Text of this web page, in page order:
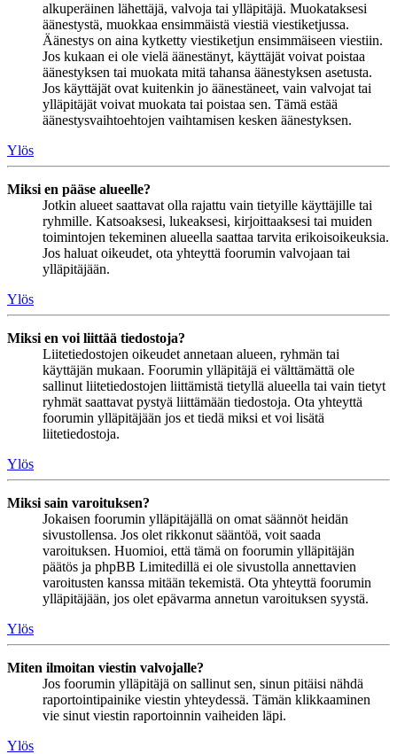
alkuperäinen lähettäjä, valvoja tai ylläpitäjä. Muokataksesi
äänestystä, muokkaa ensimmäistä viestiä viestiketjussa.
Äänestys on aina kytketty viestiketjun ensimmäiseen viestiin.
Jos kukaan ei ole vielä äänestänyt, käyttäjät voivat poistaa
äänestyksen tai muokata mitä tahansa äänestyksen asetusta.
Jos käyttäjät ovat kuitenkin jo äänestäneet, vain valvojat tai
ylläpitäjät voivat muokata tai poistaa sen. Tämä estää
äänestysvaihtoehtojen vaihtamisen kesken äänestyksen.
Ylös
Miksi en pääse alueelle?
Jotkin alueet saattavat olla rajattu vain tietyille käyttäjille tai
ryhmille. Katsoaksesi, lukeaksesi, kirjoittaaksesi tai muiden
toimintojen tekeminen alueella saattaa tarvita erikoisoikeuksia.
Jos haluat oikeudet, ota yhteyttä foorumin valvojaan tai
ylläpitäjään.
Ylös
Miksi en voi liittää tiedostoja?
Liitetiedostojen oikeudet annetaan alueen, ryhmän tai
käyttäjän mukaan. Foorumin ylläpitäjä ei välttämättä ole
sallinut liitetiedostojen liittämistä tietyllä alueella tai vain tietyt
ryhmät saattavat pystyä liittämään tiedostoja. Ota yhteyttä
foorumin ylläpitäjään jos et tiedä miksi et voi lisätä
liitetiedostoja.
Ylös
Miksi sain varoituksen?
Jokaisen foorumin ylläpitäjällä on omat säännöt heidän
sivustollensa. Jos olet rikkonut sääntöä, voit saada
varoituksen. Huomioi, että tämä on foorumin ylläpitäjän
päätös ja phpBB Limitedillä ei ole sivustolla annettavien
varoitusten kanssa mitään tekemistä. Ota yhteyttä foorumin
ylläpitäjään, jos olet epävarma annetun varoituksen syystä.
Ylös
Miten ilmoitan viestin valvojalle?
Jos foorumin ylläpitäjä on sallinut sen, sinun pitäisi nähdä
raportointipainike viestin yhteydessä. Tämän klikkaaminen
vie sinut viestin raportoinnin vaiheiden läpi.
Ylös